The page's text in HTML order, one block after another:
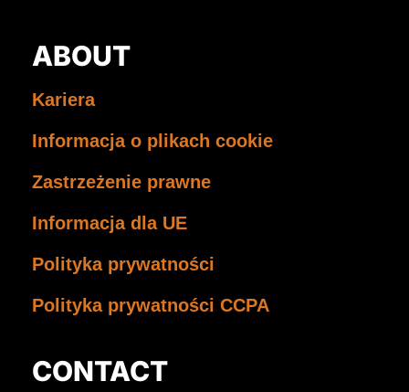
ABOUT
Kariera
Informacja o plikach cookie
Zastrzeżenie prawne
Informacja dla UE
Polityka prywatności
Polityka prywatności CCPA
CONTACT